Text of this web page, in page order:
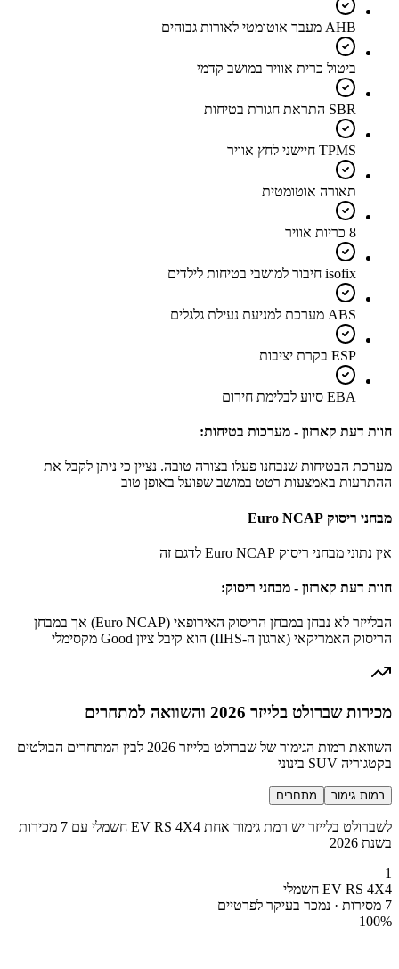
AHB מעבר אוטומטי לאורות גבוהים
ביטול כרית אוויר במושב קדמי
SBR התראת חגורת בטיחות
TPMS חיישני לחץ אוויר
תאורה אוטומטית
8 כריות אוויר
isofix חיבור למושבי בטיחות לילדים
ABS מערכת למניעת נעילת גלגלים
ESP בקרת יציבות
EBA סיוע לבלימת חירום
חוות דעת קארזון - מערכות בטיחות:
מערכת הבטיחות שנבחנו פעלו בצורה טובה. נציין כי ניתן לקבל את
ההתרעות באמצעות רטט במושב שפועל באופן טוב
מבחני ריסוק Euro NCAP
אין נתוני מבחני ריסוק Euro NCAP לדגם זה
חוות דעת קארזון - מבחני ריסוק:
הבלייזר לא נבחן במבחן הריסוק האירופאי (Euro NCAP) אך במבחן
הריסוק האמריקאי (ארגון ה-IIHS) הוא קיבל ציון Good מקסימלי
מכירות שברולט בלייזר 2026 והשוואה למתחרים
השוואת רמות הגימור של שברולט בלייזר 2026 לבין המתחרים הבולטים
בקטגוריה SUV בינוני
רמות גימור מתחרים
לשברולט בלייזר יש רמת גימור אחת EV RS 4X4 חשמלי עם 7 מכירות
בשנת 2026
1
EV RS 4X4 חשמלי
7 מסירות · נמכר בעיקר לפרטיים
100%